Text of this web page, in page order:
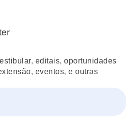
editais, oportunidades
eventos, e outras